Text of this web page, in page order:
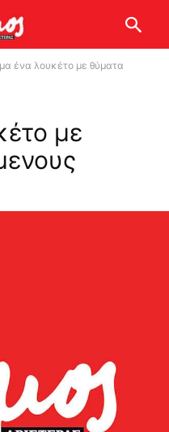
ένα λουκέτο με θύματα
με